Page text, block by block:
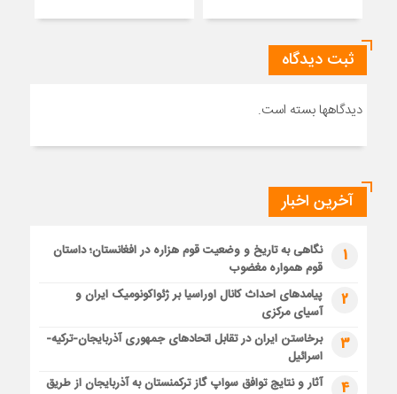
ثبت دیدگاه
دیدگاهها بسته است.
آخرین اخبار
1
نگاهی به تاریخ و وضعیت قوم هزاره در افغانستان؛ داستان
قوم همواره مغضوب
2
پیامدهای احداث کانال اوراسیا بر ژئواکونومیک ایران و
آسیای مرکزی
3
برخاستن ایران در تقابل اتحادهای جمهوری آذربایجان-ترکیه-
اسرائیل
4
آثار و نتایج توافق سواپ گاز ترکمنستان به آذربایجان از طریق